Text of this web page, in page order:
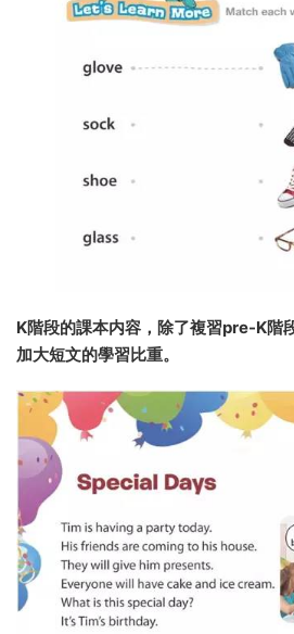
K階段的課本内容，除了複習pre-K階
加大短文的學習比重。